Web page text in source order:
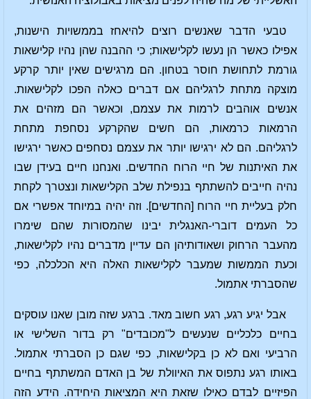
טבעי הדבר שאנשים רוצים להיאחז בממשויות הישנות,
אפילו כאשר הן נעשו לקלישאות; כי ההבנה שהן נהיו קלישאות
גורמת לתחושת חוסר בטחון. הם מרגישים שאין יותר קרקע
מוצקה מתחת לרגליהם אם דברים כאלה הפכו לקלישאות.
אנשים אוהבים לרמות את עצמם, וכאשר הם מזהים את
הרמאות כרמאות, הם חשים שהקרקע נסחפת מתחת
לרגליהם. הם לא ירגישו יותר את עצמם נסחפים כאשר ירגישו
את האיתנות של חיי הרוח החדשים. ואנחנו חיים בעידן שבו
נהיה חייבים להשתתף בנפילת שלב הקלישאות ונצטרך לקחת
חלק בעליית חיי הרוח [החדשים]. וזה יהיה במיוחד אפשרי אם
כל העמים דוברי-האנגלית יבינו שהמסורות שהם שימרו
מהעבר הרחוק ושאודותיהן הם עדיין מדברים נהיו לקלישאות,
וכעת הממשות שמעבר לקלישאות האלה היא הכלכלה, כפי
שהסברתי אתמול.
אבל יגיע רגע, רגע חשוב מאד. ברגע שזה מובן שאנו עוסקים
בחיים כלכליים שנעשים ל"מכובדים" רק בדור השלישי או
הרביעי ואם לא כן בקלישאות, כפי שגם כן הסברתי אתמול.
באותו רגע נתפוס את האיוולת של בן האדם המשתתף בחיים
הפיזיים לבדם כאילו שזאת היא המציאות היחידה. הידע הזה